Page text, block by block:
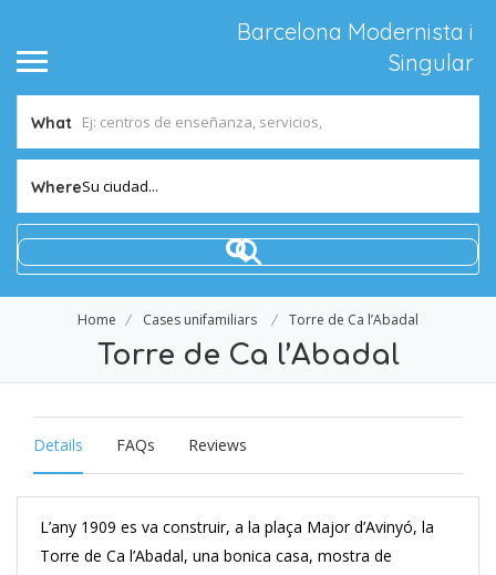
Barcelona Modernista i
Singular
What
WhereSu ciudad...
Home Cases unifamiliars Torre de Ca l’Abadal
Torre de Ca l’Abadal
Details FAQs Reviews
L’any 1909 es va construir, a la plaça Major d’Avinyó, la
Torre de Ca l’Abadal, una bonica casa, mostra de